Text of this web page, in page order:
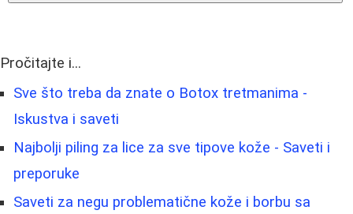
Pročitajte i...
Sve što treba da znate o Botox tretmanima -
Iskustva i saveti
Najbolji piling za lice za sve tipove kože - Saveti i
preporuke
Saveti za negu problematične kože i borbu sa